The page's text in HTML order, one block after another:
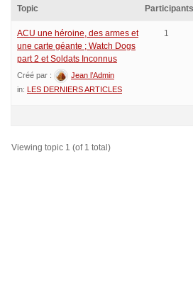
Topic Participants
ACU une héroine, des armes et
une carte géante ; Watch Dogs
part 2 et Soldats Inconnus
Créé par :
Jean l’Admin
in: LES DERNIERS ARTICLES
1
Viewing topic 1 (of 1 total)